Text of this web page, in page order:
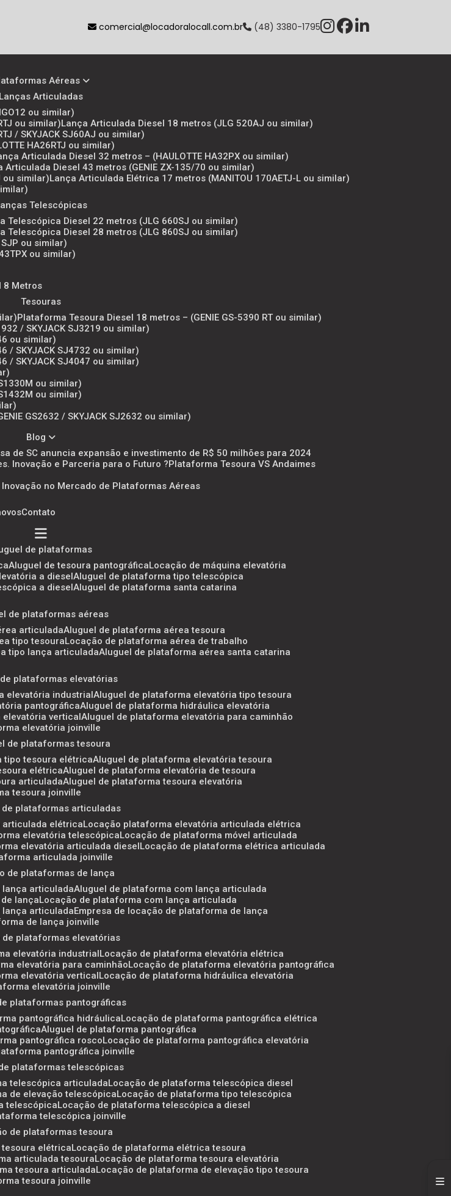
comercial@locadoralocall.com.br (48) 3380-1795
Aéreas
Lanças Articuladas
ou similar)
ou similar) Lança Articulada Diesel 18 metros (JLG 520AJ ou similar)
/ SKYJACK SJ60AJ ou similar)
HA26RTJ ou similar)
Articulada Diesel 32 metros – (HAULOTTE HA32PX ou similar)
Articulada Diesel 43 metros (GENIE ZX-135/70 ou similar)
ou similar) Lança Articulada Elétrica 17 metros (MANITOU 170AETJ-L ou similar)
Lanças Telescópicas
Telescópica Diesel 22 metros (JLG 660SJ ou similar)
Telescópica Diesel 28 metros (JLG 860SJ ou similar)
ou similar)
ou similar)
8 Metros
Tesouras
Plataforma Tesoura Diesel 18 metros – (GENIE GS-5390 RT ou similar)
/ SKYJACK SJ3219 ou similar)
ou similar)
/ SKYJACK SJ4732 ou similar)
/ SKYJACK SJ4047 ou similar)
ou similar)
ou similar)
GS2632 / SKYJACK SJ2632 ou similar)
Blog
de SC anuncia expansão e investimento de R$ 50 milhões para 2024
Inovação e Parceria para o Futuro ?
Plataforma Tesoura VS Andaimes
Inovação no Mercado de Plataformas Aéreas
Contato
de plataformas
aluguel de tesoura pantográfica locação de máquina elevatória
a diesel aluguel de plataforma tipo telescópica
a diesel aluguel de plataforma santa catarina
de plataformas aéreas
articulada aluguel de plataforma aérea tesoura
tipo tesoura locação de plataforma aérea de trabalho
tipo lança articulada aluguel de plataforma aérea santa catarina
de plataformas elevatórias
elevatória industrial aluguel de plataforma elevatória tipo tesoura
pantográfica aluguel de plataforma hidráulica elevatória
elevatória vertical aluguel de plataforma elevatória para caminhão
elevatória joinville
de plataformas tesoura
tipo tesoura elétrica aluguel de plataforma elevatória tesoura
elétrica aluguel de plataforma elevatória de tesoura
articulada aluguel de plataforma tesoura elevatória
tesoura joinville
de plataformas articuladas
articulada elétrica locação plataforma elevatória articulada elétrica
elevatória telescópica locação de plataforma móvel articulada
elevatória articulada diesel locação de plataforma elétrica articulada
articulada joinville
de plataformas de lança
lança articulada aluguel de plataforma com lança articulada
lança locação de plataforma com lança articulada
lança articulada empresa de locação de plataforma de lança
de lança joinville
de plataformas elevatórias
elevatória industrial locação de plataforma elevatória elétrica
elevatória para caminhão locação de plataforma elevatória pantográfica
elevatória vertical locação de plataforma hidráulica elevatória
elevatória joinville
plataformas pantográficas
pantográfica hidráulica locação de plataforma pantográfica elétrica
aluguel de plataforma pantográfica
pantográfica rosco locação de plataforma pantográfica elevatória
pantográfica joinville
plataformas telescópicas
telescópica articulada locação de plataforma telescópica diesel
de elevação telescópica locação de plataforma tipo telescópica
telescópica locação de plataforma telescópica a diesel
telescópica joinville
de plataformas tesoura
elétrica locação de plataforma elétrica tesoura
articulada tesoura locação de plataforma tesoura elevatória
tesoura articulada locação de plataforma de elevação tipo tesoura
tesoura joinville